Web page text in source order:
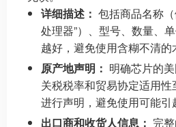
详细描述： 包括商品名称（
处理器”）、型号、数量、
越好，避免使用含糊不清的
原产地声明： 明确芯片的
关税税率和贸易协定适用
进行声明，避免使用可能引
出口商和收货人信息： 完